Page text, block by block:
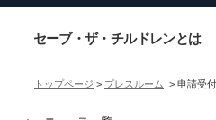
セーブ・ザ・チルドレンとは
トップページ > プレスルーム > 申請受